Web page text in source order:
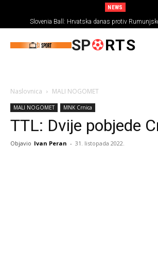
NEWS
Slovenia Ball: Hrvatska danas protiv
SP RTS
Naslovnica MALI NOGOMET
MALI NOGOMET MNK Crnica
TTL: Dvije pobjede
Objavio Ivan Peran - 31. listopada 2022.